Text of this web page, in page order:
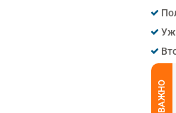
ВАЖНО